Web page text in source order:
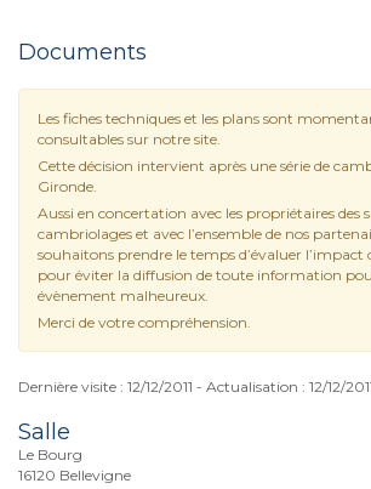
Documents
Les fiches techniques et les plans sont
consultables sur notre site.
Cette décision intervient après une série de
Gironde.
Aussi en concertation avec les propriétaires des
cambriolages et avec l’ensemble de nos
souhaitons prendre le temps d’évaluer
pour éviter la diffusion de toute information
évènement malheureux.
Merci de votre compréhension.
Dernière visite : 12/12/2011 - Actualisation : 12/12/
Salle
Le Bourg
16120 Bellevigne